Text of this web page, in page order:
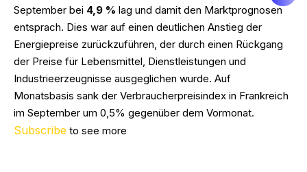
September bei 4,9 % lag und damit den Marktprognosen
entsprach. Dies war auf einen deutlichen Anstieg der
Energiepreise zurückzuführen, der durch einen Rückgang
der Preise für Lebensmittel, Dienstleistungen und
Industrieerzeugnisse ausgeglichen wurde. Auf
Monatsbasis sank der Verbraucherpreisindex in Frankreich
im September um 0,5% gegenüber dem Vormonat.
Subscribe to see more